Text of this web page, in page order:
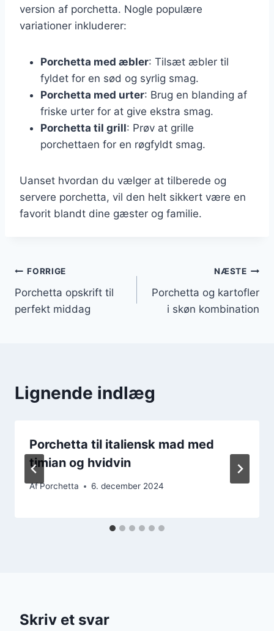
version af porchetta. Nogle populære
variationer inkluderer:
Porchetta med æbler: Tilsæt æbler til
fyldet for en sød og syrlig smag.
Porchetta med urter: Brug en blanding af
friske urter for at give ekstra smag.
Porchetta til grill: Prøv at grille
porchettaen for en røgfyldt smag.
Uanset hvordan du vælger at tilberede og
servere porchetta, vil den helt sikkert være en
favorit blandt dine gæster og familie.
Indlægsnavigation
FORRIGE
Porchetta opskrift til
perfekt middag
NÆSTE
Porchetta og kartofler
i skøn kombination
Lignende indlæg
Porchetta til italiensk mad med
timian og hvidvin
AfPorchetta 6. december 2024
Skriv et svar